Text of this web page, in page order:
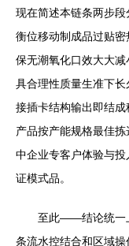
现在简述本链条两步
衡位移动制成品过贴
保无潮氧化口效大大
具合理性质量生准下
接插卡结构输出即结
产品按产能规格最佳
中企业专客户体验与
证模式品。
至此——结论统一
条流水控结合和区域